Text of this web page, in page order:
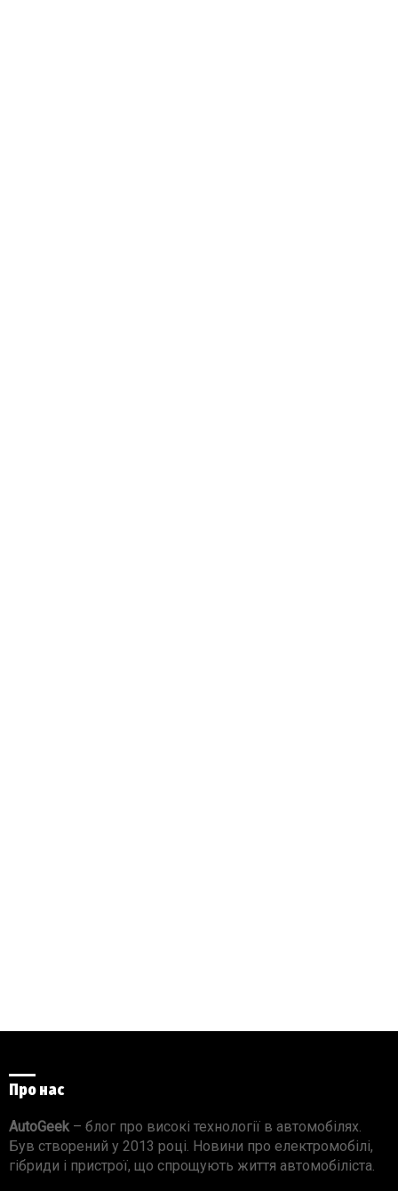
Про нас
AutoGeek – блог про високі технології в автомобілях.
Був створений у 2013 році. Новини про електромобілі,
гібриди і пристрої, що спрощують життя автомобіліста.